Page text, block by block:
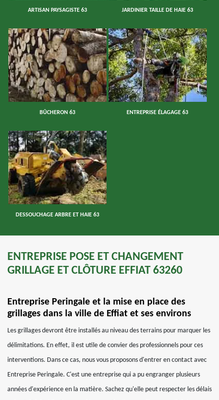
ARTISAN PAYSAGISTE 63 JARDINIER TAILLE DE HAIE 63
BÛCHERON 63 ENTREPRISE ÉLAGAGE 63
DESSOUCHAGE ARBRE ET HAIE 63
ENTREPRISE POSE ET CHANGEMENT
GRILLAGE ET CLÔTURE EFFIAT 63260
Entreprise Peringale et la mise en place des
grillages dans la ville de Effiat et ses environs
Les grillages devront être installés au niveau des terrains pour marquer les
délimitations. En effet, il est utile de convier des professionnels pour ces
interventions. Dans ce cas, nous vous proposons d'entrer en contact avec
Entreprise Peringale. C'est une entreprise qui a pu engranger plusieurs
années d'expérience en la matière. Sachez qu'elle peut respecter les délais